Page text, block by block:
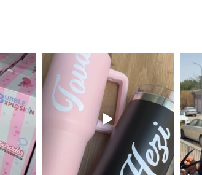
שלנו מטף לגילוי מין העובר חזר למלא